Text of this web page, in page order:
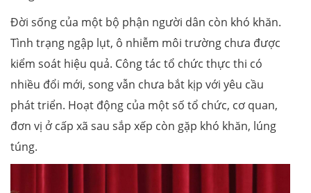
Đời sống của một bộ phận người dân còn khó khăn.
Tình trạng ngập lụt, ô nhiễm môi trường chưa được
kiểm soát hiệu quả. Công tác tổ chức thực thi có
nhiều đổi mới, song vẫn chưa bắt kịp với yêu cầu
phát triển. Hoạt động của một số tổ chức, cơ quan,
đơn vị ở cấp xã sau sắp xếp còn gặp khó khăn, lúng
túng.